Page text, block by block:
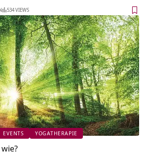
534 VIEWS
EVENTS YOGATHERAPIE